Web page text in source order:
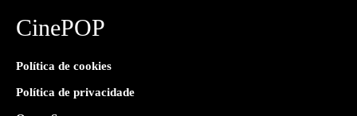
CinePOP
Política de cookies
Política de privacidade